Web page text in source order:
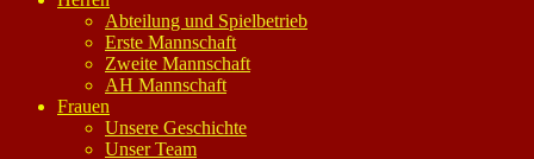
Abteilung und Spielbetrieb
Erste Mannschaft
Zweite Mannschaft
AH Mannschaft
Frauen
Unsere Geschichte
Unser Team